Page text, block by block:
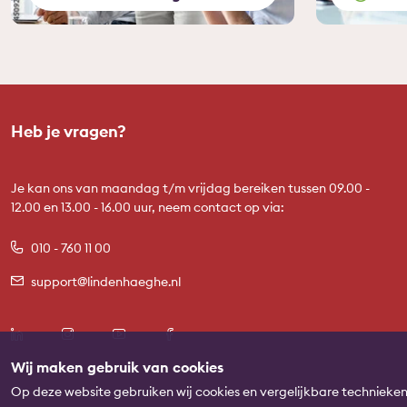
Wij maken gebruik van cookies
Op deze website gebruiken wij cookies en vergelijkbare
Heb je vragen?
Je kan ons van maandag t/m vrijdag bereiken tussen 09.00 -
12.00 en 13.00 - 16.00 uur, neem contact op via:
010 - 760 11 00
support@lindenhaeghe.nl